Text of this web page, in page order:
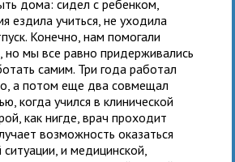
дома: сидел с ребенком,
ездила учиться, не уходила
Конечно, нам помогали
мы все равно придерживались
самим. Три года работал
а потом еще два совмещал
когда учился в клинической
как нигде, врач проходит
возможность оказаться
и медицинской,